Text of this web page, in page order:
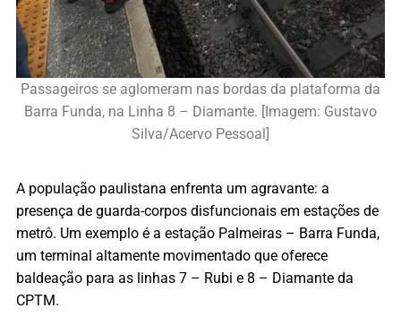
Passageiros se aglomeram nas bordas da plataforma da
Barra Funda, na Linha 8 – Diamante. [Imagem: Gustavo
Silva/Acervo Pessoal]
A população paulistana enfrenta um agravante: a
presença de guarda-corpos disfuncionais em estações de
metrô. Um exemplo é a estação Palmeiras – Barra Funda,
um terminal altamente movimentado que oferece
baldeação para as linhas 7 – Rubi e 8 – Diamante da
CPTM.